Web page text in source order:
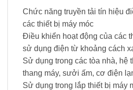
Chức năng truyền tải tín hiệu
các thiết bị máy móc
Điều khiển hoạt động của các
sử dụng điện từ khoảng cách
Sử dụng trong các tòa nhà, hệ
thang máy, sưởi ấm, cơ điện
Sử dụng trong lắp thiết bị máy